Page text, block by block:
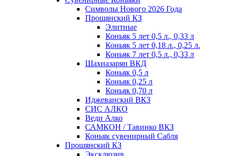
Символы Нового 2026 Года
Прошянский КЗ
Элитные
Коньяк 5 лет 0,5 л., 0,33 л
Коньяк 5 лет 0,18 л., 0,25 л.
Коньяк 7 лет 0,5 л., 0,33 л
Шахназарян ВКД
Коньяк 0,5 л
Коньяк 0,25 л
Коньяк 0,70 л
Иджеванский ВКЗ
СИС АЛКО
Веди Алко
САМКОН / Тавинко ВКЗ
Коньяк сувенирный Сабля
Прошянский КЗ
Эксклюзив